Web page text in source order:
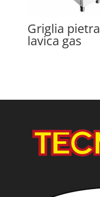
Griglia pietra
lavica gas